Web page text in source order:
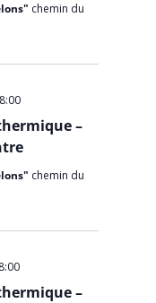
chemin du
–
chemin du
–